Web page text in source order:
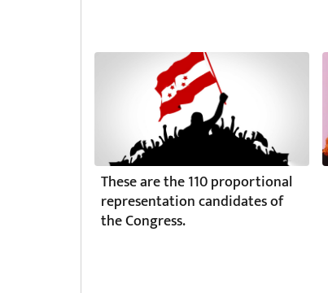
These are the 110 proportional
representation candidates of
the Congress.